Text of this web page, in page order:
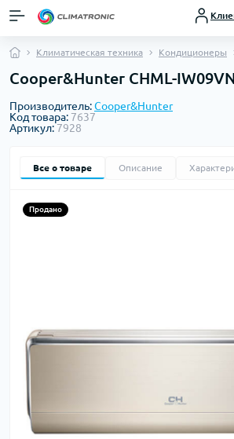
Климатическая техника Кондиционеры
Cooper&Hunter CHML-
Производитель:Cooper&Hunter
Код товара: 7637
Артикул: 7928
Все о товаре Описание
Продано